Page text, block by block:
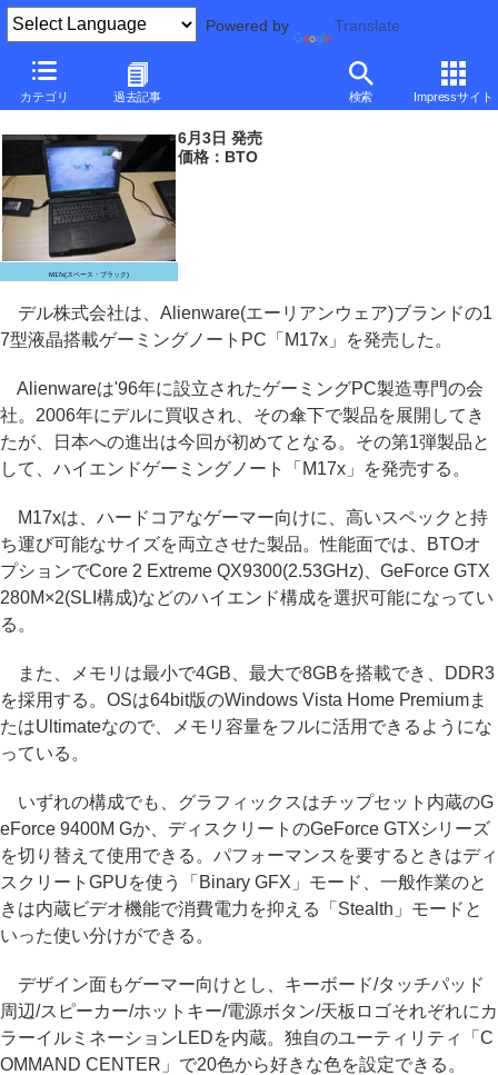
Powered by Translate
カテゴリ 過去記事 検索 Impressサイト
デル、Alienwareブランドの17型ゲーミングノート
～Core 2 Extreme/GeForce GTX 280M選択可能
M17x(スペース・ブラック)
6月3日 発売
価格：BTO
デル株式会社は、Alienware(エーリアンウェア)ブランドの1
7型液晶搭載ゲーミングノートPC「M17x」を発売した。
Alienwareは'96年に設立されたゲーミングPC製造専門の会
社。2006年にデルに買収され、その傘下で製品を展開してき
たが、日本への進出は今回が初めてとなる。その第1弾製品と
して、ハイエンドゲーミングノート「M17x」を発売する。
M17xは、ハードコアなゲーマー向けに、高いスペックと持
ち運び可能なサイズを両立させた製品。性能面では、BTOオ
プションでCore 2 Extreme QX9300(2.53GHz)、GeForce GTX
280M×2(SLI構成)などのハイエンド構成を選択可能になってい
る。
また、メモリは最小で4GB、最大で8GBを搭載でき、DDR3
を採用する。OSは64bit版のWindows Vista Home Premiumま
たはUltimateなので、メモリ容量をフルに活用できるようにな
っている。
いずれの構成でも、グラフィックスはチップセット内蔵のG
eForce 9400M Gか、ディスクリートのGeForce GTXシリーズ
を切り替えて使用できる。パフォーマンスを要するときはディ
スクリートGPUを使う「Binary GFX」モード、一般作業のと
きは内蔵ビデオ機能で消費電力を抑える「Stealth」モードと
いった使い分けができる。
デザイン面もゲーマー向けとし、キーボード/タッチパッド
周辺/スピーカー/ホットキー/電源ボタン/天板ロゴそれぞれにカ
ラーイルミネーションLEDを内蔵。独自のユーティリティ「C
OMMAND CENTER」で20色から好きな色を設定できる。